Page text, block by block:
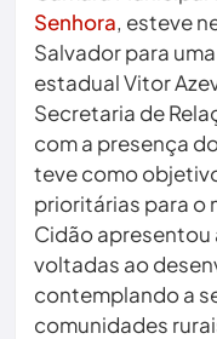
Senhora, esteve
Salvador para
estadual Vitor
Secretaria de
com a presença
teve como
prioritárias para o
Cidão
voltadas ao
contemplando a
comunidades